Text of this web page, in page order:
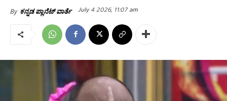
By ಕನ್ನಡ ಪ್ಲಾನೆಟ್ ವಾರ್ತೆ July 4 2026, 11:07 am